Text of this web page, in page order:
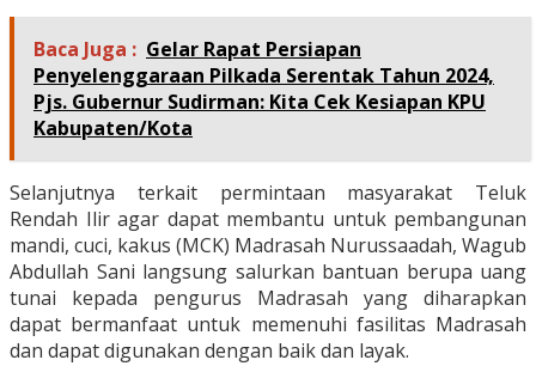
Baca Juga : Gelar Rapat Persiapan
Penyelenggaraan Pilkada Serentak Tahun 2024,
Pjs. Gubernur Sudirman: Kita Cek Kesiapan KPU
Kabupaten/Kota
Selanjutnya terkait permintaan masyarakat Teluk
Rendah Ilir agar dapat membantu untuk pembangunan
mandi, cuci, kakus (MCK) Madrasah Nurussaadah, Wagub
Abdullah Sani langsung salurkan bantuan berupa uang
tunai kepada pengurus Madrasah yang diharapkan
dapat bermanfaat untuk memenuhi fasilitas Madrasah
dan dapat digunakan dengan baik dan layak.